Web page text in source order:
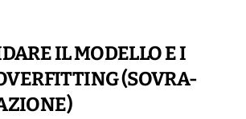
IL MODELLO E I
(SOVRA-